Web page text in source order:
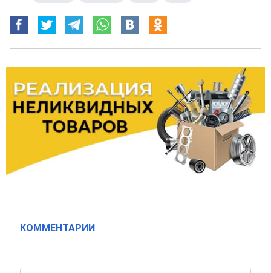
КОММЕНТАРИИ